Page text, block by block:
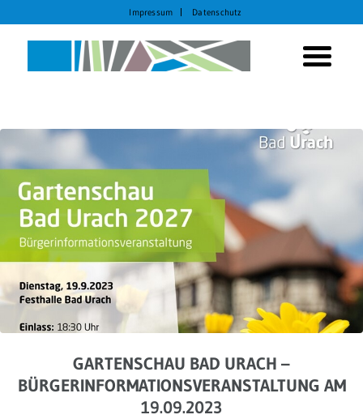
Impressum Datenschutz
GARTENSCHAU BAD URACH –
BÜRGERINFORMATIONSVERANSTALTUNG AM
19.09.2023